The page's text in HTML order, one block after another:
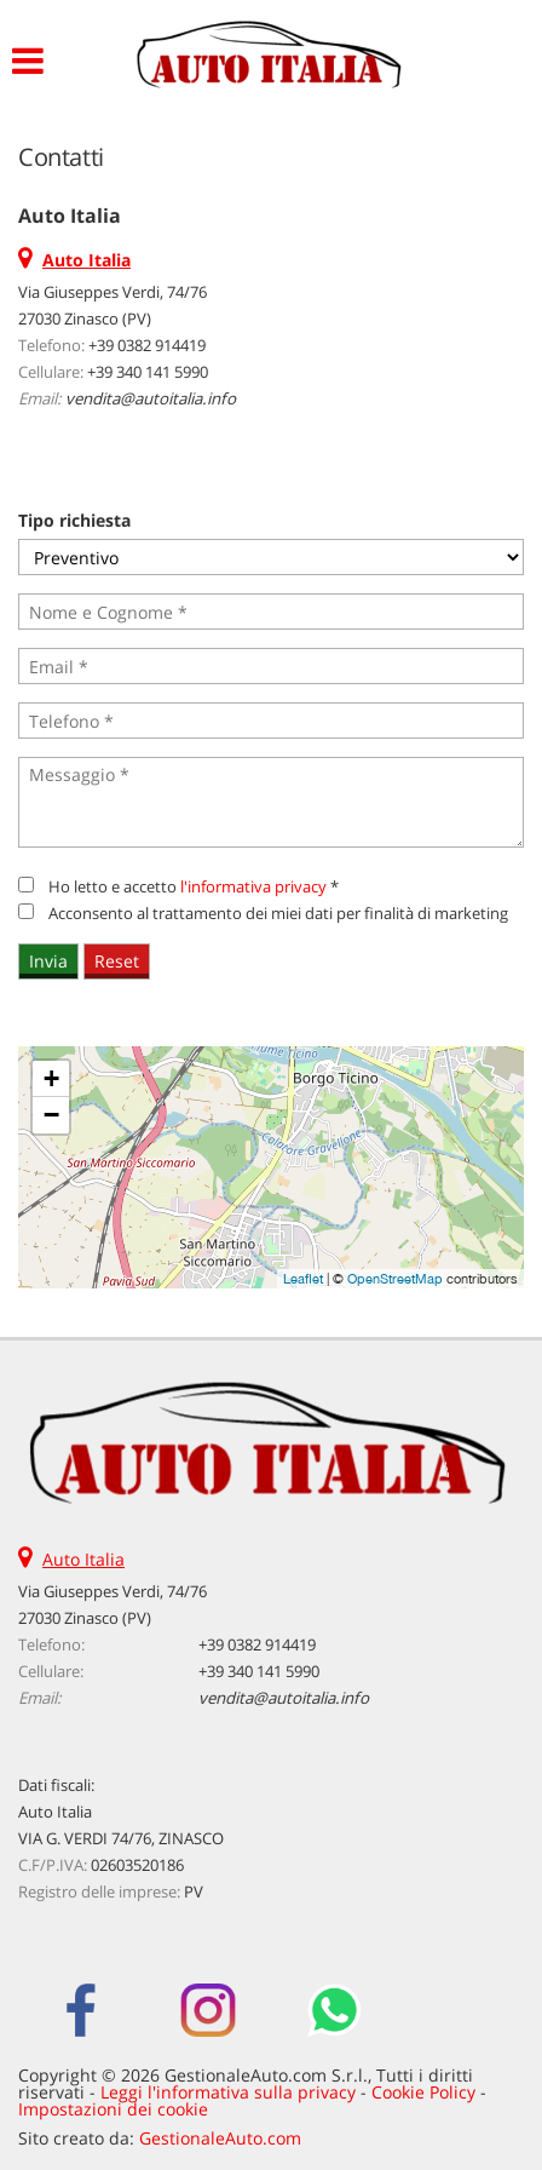
Contatti
Auto Italia
Auto Italia
Via Giuseppes Verdi, 74/76
27030 Zinasco (PV)
Telefono:+39 0382 914419
Cellulare:+39 340 141 5990
Email: vendita@autoitalia.info
Tipo richiesta
Ho letto e accetto l'informativa privacy*
Acconsento al trattamento dei miei dati per finalità di marketing
+
−
Leaflet| © OpenStreetMap contributors
Auto Italia
Via Giuseppes Verdi, 74/76
27030 Zinasco (PV)
Telefono:
+39 0382 914419
Cellulare:
+39 340 141 5990
Email:
vendita@autoitalia.info
Dati fiscali:
Auto Italia
VIA G. VERDI 74/76, ZINASCO
C.F/P.IVA:02603520186
Registro delle imprese: PV
Copyright © 2026 GestionaleAuto.com S.r.l., Tutti i diritti
riservati - Leggi l'informativa sulla privacy -Cookie Policy -
Impostazioni dei cookie
Sito creato da: GestionaleAuto.com
Le
tue
seguente
ti
consente
di
esprimere
le
tue
preferenze
di
tracciamento
che
adottiamo
per
offrire
le
e
svolgere
le
attività
seguito
Per
ottenere
maggiori
informazioni
sull'utilità
funzionamento
di
questi
strumenti
di
tracciamento
si
rimanda
alla
cookie
modificare
le
tue
scelte
in
momento.
Cookie delle preferenze
Cookie per il miglioramento dell'esperienza utente
Cookie di marketing
la
cookie
policy